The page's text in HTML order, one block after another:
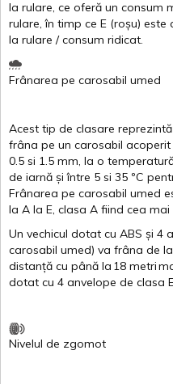
la rulare, ce oferă un consum
rulare,în timp ce E (roșu) este
la rulare /consum ridicat.
Frânarea pe carosabil umed
Acest tip de clasare reprezintă
frâna pe un carosabil acoperit
0.5 si 1.5 mm, la o
de iarnă și între 5 si 35 ºC
Frânarea pe carosabil umed
la A la E, clasa A fiind cea mai
Un vechicul dotat cu ABS și 4
carosabil umed) va frâna de
distanță cu până la 18 metri
dotat cu 4 anvelope de clasa
Nivelul de zgomot